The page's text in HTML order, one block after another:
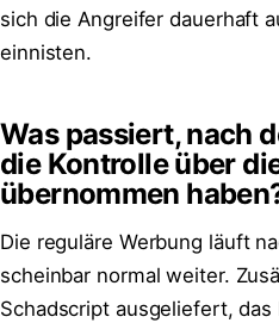
sich die Angreifer dauerhaft
einnisten.
Was passiert, nach
die Kontrolle über
übernommen
Die reguläre Werbung läuft
scheinbar normal weiter.
Schadscript ausgeliefert,